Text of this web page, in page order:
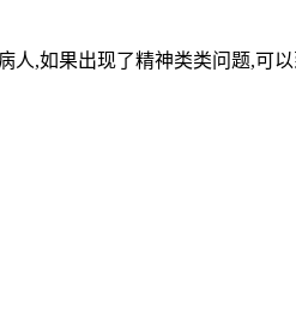
人,如果出现了精神类类问题,可